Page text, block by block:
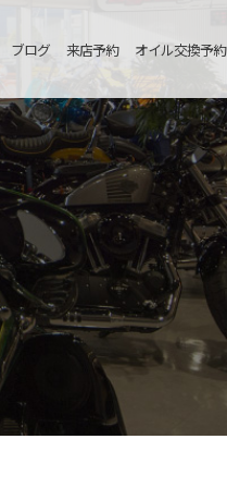
ブログ 来店予約 オイル交換予約